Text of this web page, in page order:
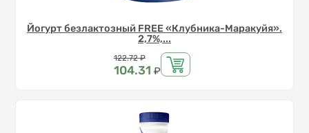
Йогурт безлактозный FREE «Клубника-Маракуйя».
2,7%,...
Цена
122.72 ₽
104.31 ₽